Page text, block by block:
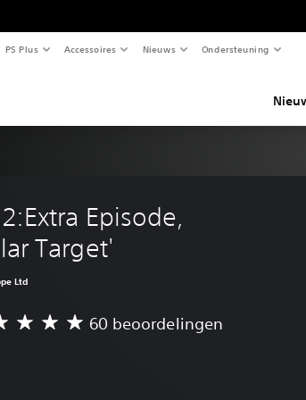
PS Plus Accessoires Nieuws Ondersteuning
Episode,
Target'
Ltd
60 beoordelingen